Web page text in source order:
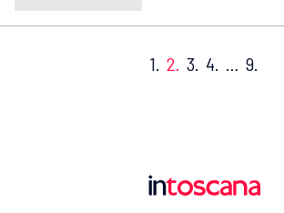
1. 2. 3. 4. … 9.